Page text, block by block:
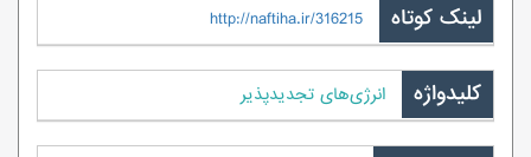
لینک کوتاه http://naftiha.ir/316215
کلیدواژه انرژی‌های تجدیدپذیر